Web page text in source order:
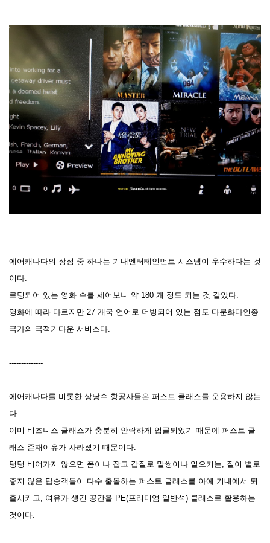
에어캐나다의 장점 중 하나는 기내엔터테인먼트 시스템이 우수하다는 것
이다.
로딩되어 있는 영화 수를 세어보니 약 180 개 정도 되는 것 같았다.
영화에 따라 다르지만 27 개국 언어로 더빙되어 있는 점도 다문화다인종
국가의 국적기다운 서비스다.
--------------
에어캐나다를 비롯한 상당수 항공사들은 퍼스트 클래스를 운용하지 않는
다.
이미 비즈니스 클래스가 충분히 안락하게 업글되었기 때문에 퍼스트 클
래스 존재이유가 사라졌기 때문이다.
텅텅 비어가지 않으면 폼이나 잡고 갑질로 말썽이나 일으키는, 질이 별로
좋지 않은 탑승객들이 다수 출몰하는 퍼스트 클래스를 아예 기내에서 퇴
출시키고, 여유가 생긴 공간을 PE(프리미엄 일반석) 클래스로 활용하는
것이다.